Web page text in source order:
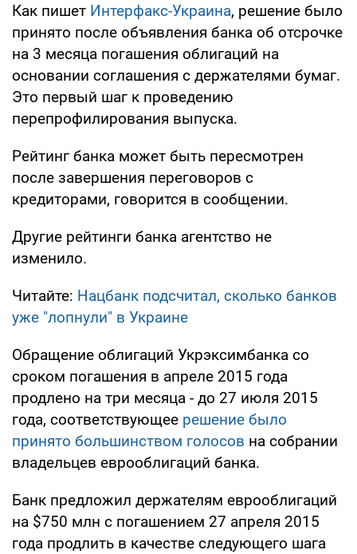
Как пишет Интерфакс-Украина, решение было
принято после объявления банка об отсрочке
на 3 месяца погашения облигаций на
основании соглашения с держателями бумаг.
Это первый шаг к проведению
перепрофилирования выпуска.
Рейтинг банка может быть пересмотрен
после завершения переговоров с
кредиторами, говорится в сообщении.
Другие рейтинги банка агентство не
изменило.
Читайте: Нацбанк подсчитал, сколько банков
уже "лопнули" в Украине
Обращение облигаций Укрэксимбанка со
сроком погашения в апреле 2015 года
продлено на три месяца - до 27 июля 2015
года, соответствующее решение было
принято большинством голосов на собрании
владельцев еврооблигаций банка.
Банк предложил держателям еврооблигаций
на $750 млн с погашением 27 апреля 2015
года продлить в качестве следующего шага